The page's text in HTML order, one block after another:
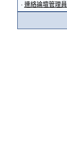
· 連絡論壇管理員